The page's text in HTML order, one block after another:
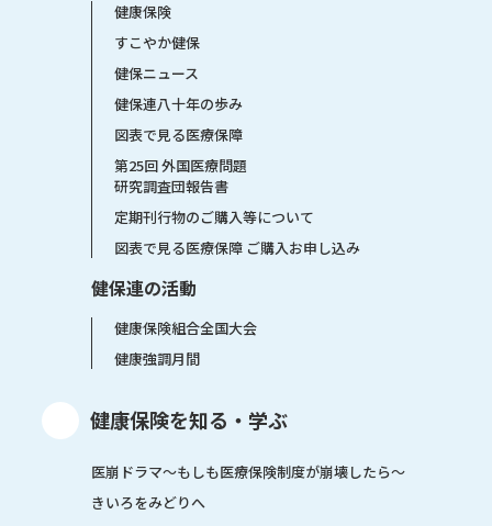
健康保険
すこやか健保
健保ニュース
健保連八十年の歩み
図表で見る医療保障
第25回 外国医療問題
研究調査団報告書
定期刊行物のご購入等について
図表で見る医療保障 ご購入お申し込み
健保連の活動
健康保険組合全国大会
健康強調月間
健康保険を知る・学ぶ
医崩ドラマ〜もしも医療保険制度が崩壊したら〜
きいろをみどりへ